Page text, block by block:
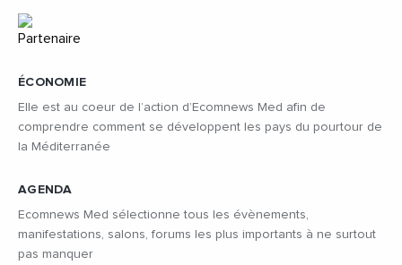
ÉCONOMIE
Elle est au coeur de l’action d’Ecomnews Med afin de
comprendre comment se développent les pays du pourtour de
la Méditerranée
AGENDA
Ecomnews Med sélectionne tous les évènements,
manifestations, salons, forums les plus importants à ne surtout
pas manquer